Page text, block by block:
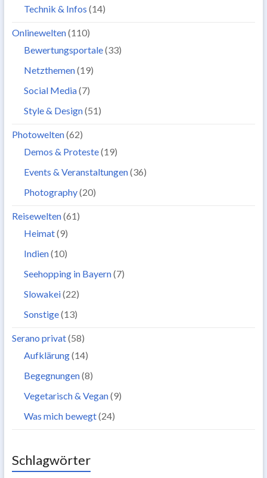
Technik & Infos (14)
Onlinewelten(110)
Bewertungsportale(33)
Netzthemen(19)
Social Media(7)
Style & Design(51)
Photowelten(62)
Demos & Proteste(19)
Events & Veranstaltungen(36)
Photography(20)
Reisewelten(61)
Heimat(9)
Indien(10)
Seehopping in Bayern(7)
Slowakei(22)
Sonstige(13)
Serano privat(58)
Aufklärung(14)
Begegnungen(8)
Vegetarisch & Vegan(9)
Was mich bewegt(24)
Schlagwörter